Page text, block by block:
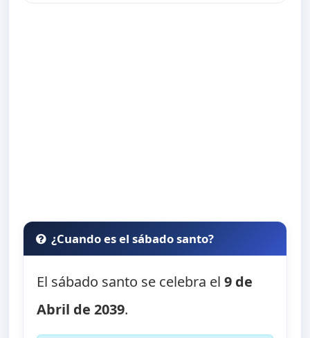
¿Cuando es el sábado santo?
El sábado santo se celebra el9 de
Abril de 2039.